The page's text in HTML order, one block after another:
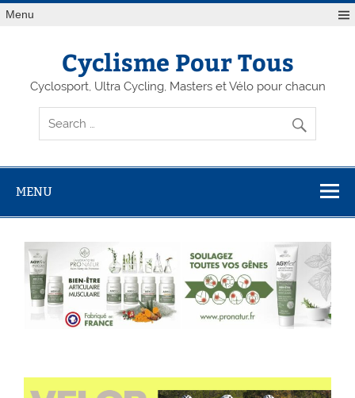
Menu
Cyclisme Pour Tous
Cyclosport, Ultra Cycling, Masters et Vélo pour chacun
MENU